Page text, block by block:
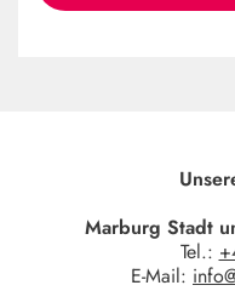
Marburg Stadt
Tel.:
E-Mail: